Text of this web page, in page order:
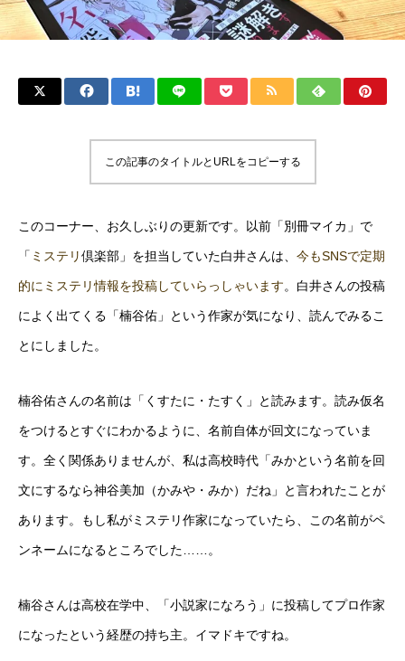
この記事のタイトルとURLをコピーする
このコーナー、お久しぶりの更新です。以前「別冊マイカ」で
「 ミステリ倶楽部」を担当していた白井さんは、 今もSNSで定期
的にミステリ情報を投稿していらっしゃいます。白井さんの投稿
によく出てくる「楠谷佑」という作家が気になり、読んでみるこ
とにしました。
楠谷佑さんの名前は「くすたに・たすく」と読みます。読み仮名
をつけるとすぐにわかるように、名前自体が回文になっていま
す。全く関係ありませんが、私は高校時代「みかという名前を回
文にするなら神谷美加（かみや・みか）だね」と言われたことが
あります。もし私がミステリ作家になっていたら、この名前がペ
ンネームになるところでした……。
楠谷さんは高校在学中、「小説家になろう」に投稿してプロ作家
になったという経歴の持ち主。イマドキですね。